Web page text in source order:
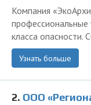
Компания
профессиональные
класса опасности.
Узнать больше
2. ООО